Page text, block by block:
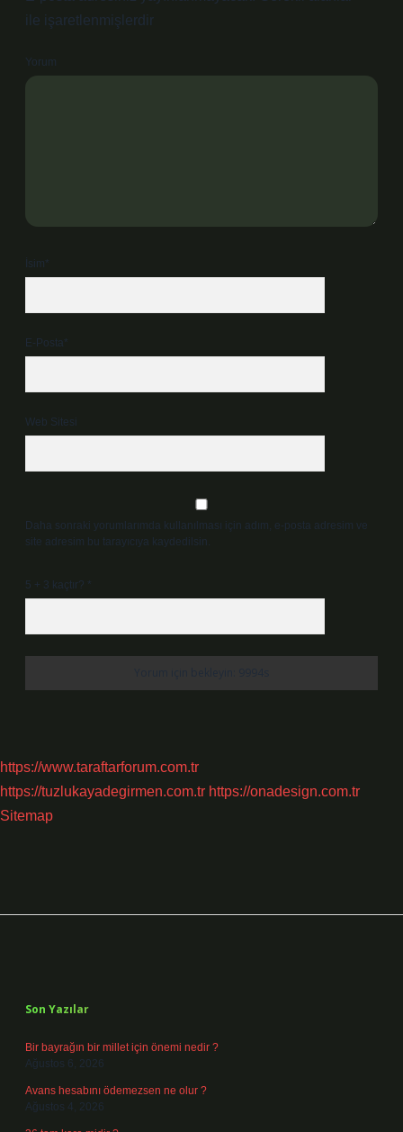
ile işaretlenmişlerdir
Yorum
İsim*
E-Posta*
Web Sitesi
Daha sonraki yorumlarımda kullanılması için adım, e-posta adresim ve
site adresim bu tarayıcıya kaydedilsin.
5 + 3 kaçtır? *
https://www.taraftarforum.com.tr
https://tuzlukayadegirmen.com.tr https://onadesign.com.tr
Sitemap
Son Yazılar
Bir bayrağın bir millet için önemi nedir ?
Ağustos 6, 2026
Avans hesabını ödemezsen ne olur ?
Ağustos 4, 2026